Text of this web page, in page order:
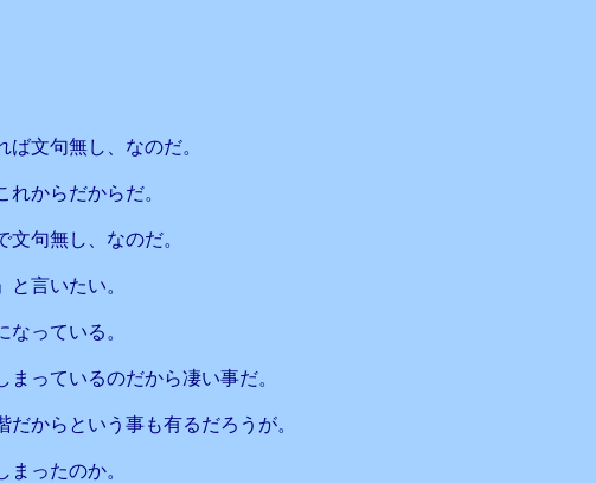
文句無し、なのだ。
からだからだ。
句無し、なのだ。
言いたい。
っている。
っているのだから凄い事だ。
からという事も有るだろうが。
ったのか。